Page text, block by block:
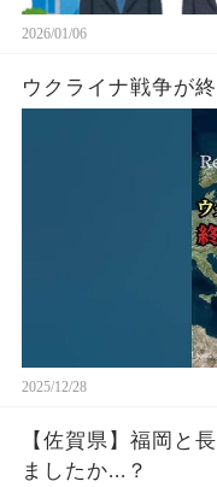
2026/01/06
ウクライナ戦争が
2025/12/28
【佐賀県】福岡と
ましたか...？